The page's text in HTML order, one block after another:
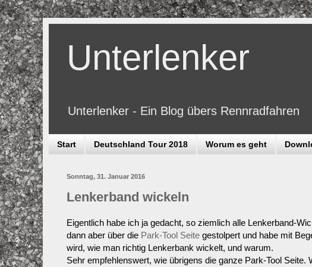
Unterlenker
Unterlenker - Ein Blog übers Rennradfahren
Start Deutschland Tour 2018 Worum es geht
Sonntag, 31. Januar 2016
Lenkerband wickeln
Eigentlich habe ich ja gedacht, so ziemlich alle Lenkerband-
dann aber über die Park-Tool Seite gestolpert und habe mit
wird, wie man richtig Lenkerbank wickelt, und warum.
Sehr empfehlenswert, wie übrigens die ganze Park-Tool